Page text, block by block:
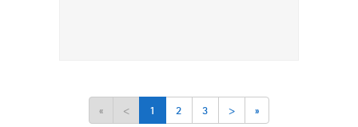
« < 1 2 3 > »